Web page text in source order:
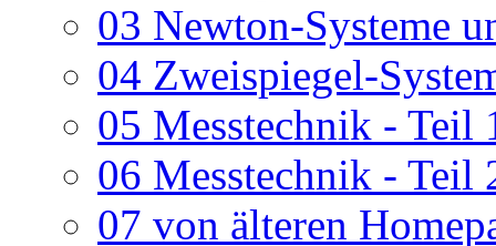
03 Newton-Systeme
04 Zweispiegel-
05 Messtechnik - Teil
06 Messtechnik - Teil
07 von älteren